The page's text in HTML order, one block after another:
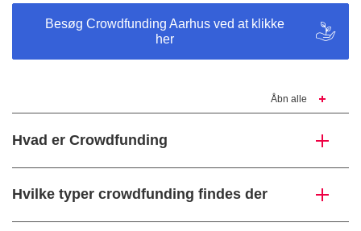
Besøg Crowdfunding Aarhus ved at klikke
her
Åbn alle
Hvad er Crowdfunding
Hvilke typer crowdfunding findes der